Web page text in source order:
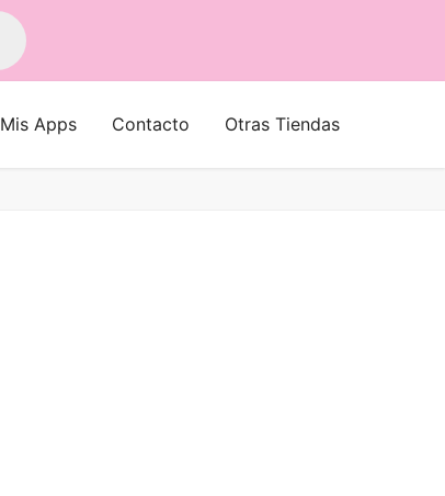
Mis Apps Contacto Otras Tiendas